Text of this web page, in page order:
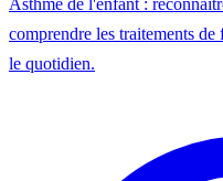
comprendre les traitements
le quotidien.